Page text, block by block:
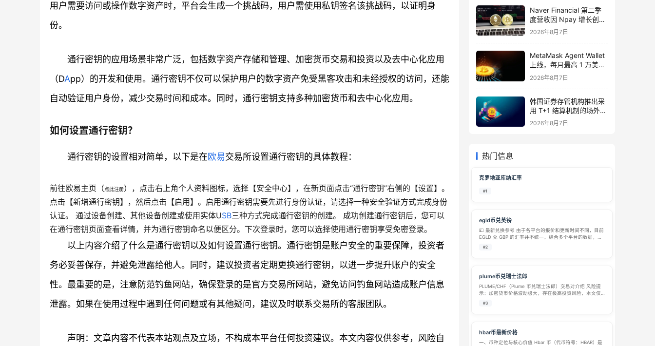
用户需要访问或操作数字资产时，平台会生成一个挑战码，用户需使用私钥签名该挑战码，以证明身
份。
通行密钥的应用场景非常广泛，包括数字资产存储和管理、加密货币交易和投资以及去中心化应用
（DApp）的开发和使用。通行密钥不仅可以保护用户的数字资产免受黑客攻击和未经授权的访问，还能
自动验证用户身份，减少交易时间和成本。同时，通行密钥支持多种加密货币和去中心化应用。
如何设置通行密钥？
通行密钥的设置相对简单，以下是在欧易交易所设置通行密钥的具体教程：
前往欧易主页（点此注册），点击右上角个人资料图标，选择【安全中心】，在新页面点击“通行密钥”右侧的【设置】。
点击【新增通行密钥】，然后点击【启用】。启用通行密钥需要先进行身份认证，请选择一种安全验证方式完成身份
认证。 通过设备创建、其他设备创建或使用实体USB三种方式完成通行密钥的创建。 成功创建通行密钥后，您可以
在通行密钥页面查看详情，并为通行密钥命名以便区分。下次登录时，您可以选择使用通行密钥享受免密登录。
以上内容介绍了什么是通行密钥以及如何设置通行密钥。通行密钥是账户安全的重要保障，投资者
务必妥善保存，并避免泄露给他人。同时，建议投资者定期更换通行密钥，以进一步提升账户的安全
性。最重要的是，注意防范钓鱼网站，确保登录的是官方交易所网站，避免访问钓鱼网站造成账户信息
泄露。如果在使用过程中遇到任何问题或有其他疑问，建议及时联系交易所的客服团队。
声明：文章内容不代表本站观点及立场，不构成本平台任何投资建议。本文内容仅供参考，风险自
Naver Financial 第二季
度营收因 Npay 增长创下
纪录，达 4707 亿韩元
2026年8月7日
MetaMask Agent Wallet
上线，每月最高 1 万美元
交易保护
2026年8月7日
韩国证券存管机构推出采
用 T+1 结算机制的场外交
易清算基础设施
2026年8月7日
热门信息
克罗地亚库纳汇率
#1
egld币兑英镑
💷 最新兑换参考 由于各平台的报价和更新时间不同，目前
EGLD 兑 GBP 的汇率并不统一。综合多个平台的数据，大
致兑换范围如下： 兑换方向 参考价格 数据来源/时间 1
#2
plume币兑瑞士法郎
PLUME/CHF（Plume 币兑瑞士法郎）交易对介绍 风险提
示：加密货币价格波动极大，存在极高投资风险，本文仅
作币种知识科普，不构成任何投资建议。 一、
#3
hbar币最新价格
一、币种定位与核心价值​ Hbar 币（代币符号：HBAR）是